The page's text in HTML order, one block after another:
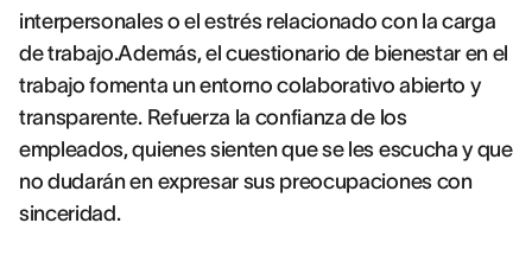
interpersonales o el estrés relacionado con la carga
de trabajo.Además, el cuestionario de bienestar en el
trabajo fomenta un entorno colaborativo abierto y
transparente. Refuerza la confianza de los
empleados, quienes sienten que se les escucha y que
no dudarán en expresar sus preocupaciones con
sinceridad.